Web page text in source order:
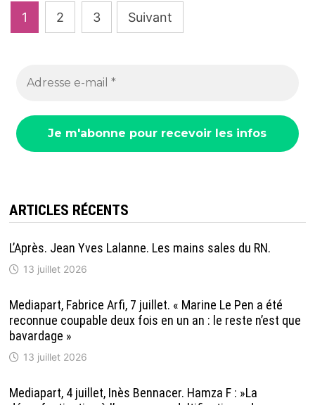
Pagination
des
1 2 3 Suivant
ARTICLES RÉCENTS
L’Après. Jean Yves Lalanne. Les mains sales du RN.
13 juillet 2026
Mediapart, Fabrice Arfi, 7 juillet. « Marine Le Pen a été
reconnue coupable deux fois en un an : le reste n’est que
bavardage »
13 juillet 2026
Mediapart, 4 juillet, Inès Bennacer. Hamza F : »La